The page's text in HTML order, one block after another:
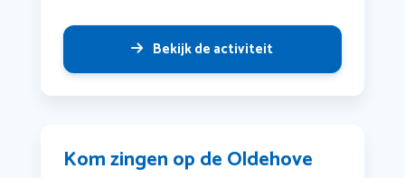
Bekijk de activiteit
Kom zingen op de Oldehove